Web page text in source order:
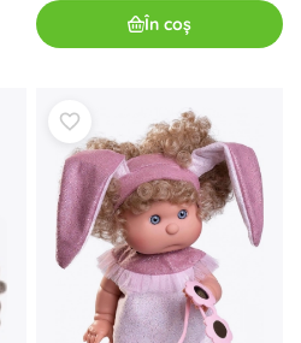
În coș